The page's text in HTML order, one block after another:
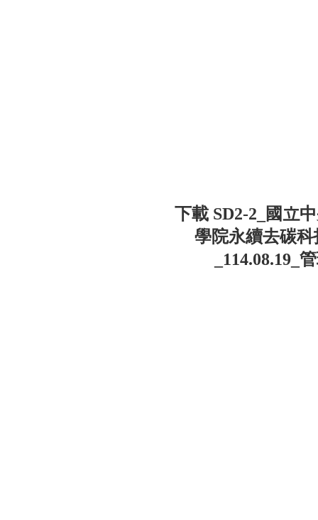
下載 SD2-2_國立
學院永續去碳
_114.08.19_